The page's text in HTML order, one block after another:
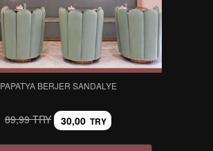
PAPATYA BERJER SANDALYE
89,99 TRY 30,00 TRY